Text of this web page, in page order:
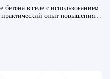
в селе с использованием
опыт повышения